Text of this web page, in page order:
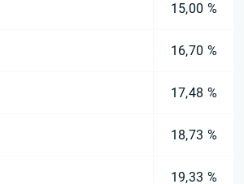
15,00 %
16,70 %
17,48 %
18,73 %
19,33 %